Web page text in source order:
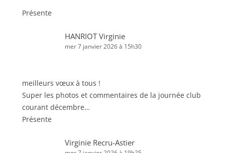
Présente
HANRIOT Virginie
mer 7 janvier 2026 à 15h30
meilleurs vœux à tous !
Super les photos et commentaires de la journée club
courant décembre…
Présente
Virginie Recru-Astier